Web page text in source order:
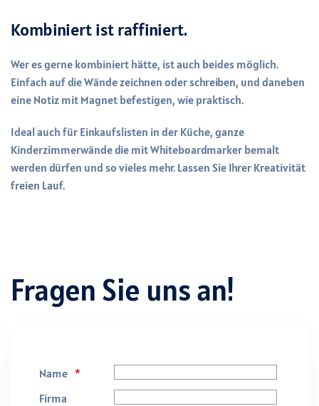
Kombiniert ist raffiniert.
Wer es gerne kombiniert hätte, ist auch beides möglich.
Einfach auf die Wände zeichnen oder schreiben, und daneben
eine Notiz mit Magnet befestigen, wie praktisch.
Ideal auch für Einkaufslisten in der Küche, ganze
Kinderzimmerwände die mit Whiteboardmarker bemalt
werden dürfen und so vieles mehr. Lassen Sie Ihrer Kreativität
freien Lauf.
Fragen Sie uns an!
Name
Firma